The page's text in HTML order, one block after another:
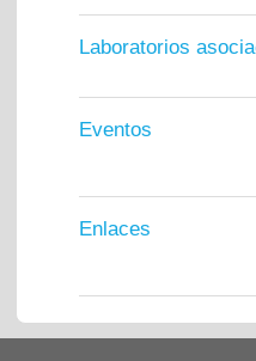
Laboratorios
Eventos
Enlaces